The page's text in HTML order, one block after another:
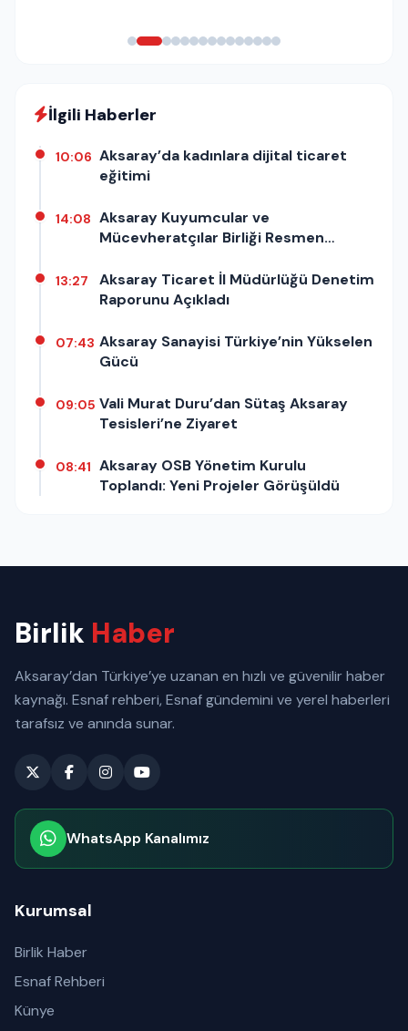
İlgili Haberler
10:06 Aksaray’da kadınlara dijital ticaret
eğitimi
14:08 Aksaray Kuyumcular ve
Mücevheratçılar Birliği Resmen
13:27
Aksaray Ticaret İl Müdürlüğü Denetim
Raporunu Açıkladı
07:43 Aksaray Sanayisi Türkiye’nin Yükselen
Gücü
09:05 Vali Murat Duru’dan Sütaş Aksaray
Tesisleri’ne Ziyaret
08:41 Aksaray OSB Yönetim Kurulu
Toplandı: Yeni Projeler Görüşüldü
Birlik Haber
Aksaray’dan Türkiye’ye uzanan en hızlı ve güvenilir haber
kaynağı. Esnaf rehberi, Esnaf gündemini ve yerel haberleri
tarafsız ve anında sunar.
WhatsApp Kanalımız
Kurumsal
Birlik Haber
Esnaf Rehberi
Künye